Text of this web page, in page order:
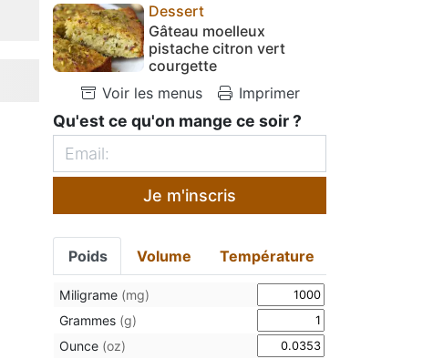
Dessert
Gâteau moelleux
pistache citron vert
courgette
Voir les menus
Imprimer
Qu'est ce qu'on mange ce soir ?
Je m'inscris
Poids Volume Température
Miligrame (mg)
Grammes (g)
Ounce (oz)